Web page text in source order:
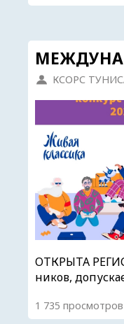
КСОРС
ОТКРЫТА
ников,
1 735 просмотров